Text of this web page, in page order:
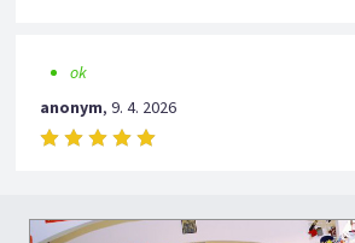
ok
anonym,9. 4. 2026